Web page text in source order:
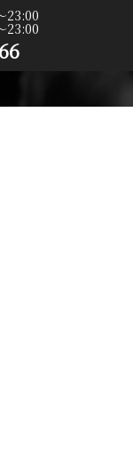
23:00
23:00